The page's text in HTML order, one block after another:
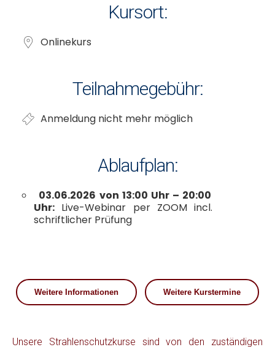
Kursort:
Onlinekurs
Teilnahmegebühr:
Anmeldung nicht mehr möglich
Ablaufplan:
03.06.2026 von 13:00 Uhr – 20:00
Uhr: Live-Webinar per ZOOM incl.
schriftlicher Prüfung
Weitere Informationen Weitere Kurstermine
Unsere Strahlenschutzkurse sind von den zuständigen